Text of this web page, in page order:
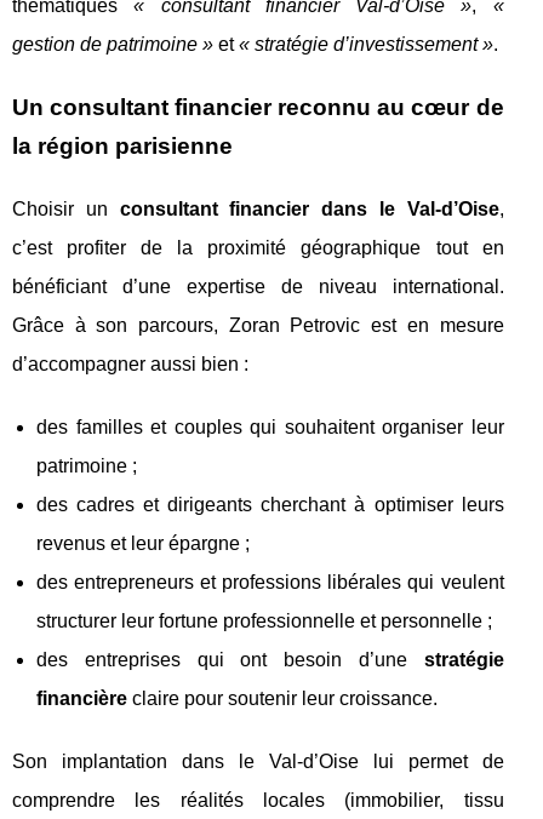
thématiques« consultant financier Val‑d’Oise », «
gestion de patrimoine » et« stratégie d’investissement ».
Un consultant financier reconnu au cœur de
la région parisienne
Choisir un consultant financier dans le Val-d’Oise,
c’est profiter de la proximité géographique tout en
bénéficiant d’une expertise de niveau international.
Grâce à son parcours, Zoran Petrovic est en mesure
d’accompagner aussi bien :
des familles et couples qui souhaitent organiser leur
patrimoine ;
des cadres et dirigeants cherchant à optimiser leurs
revenus et leur épargne ;
des entrepreneurs et professions libérales qui veulent
structurer leur fortune professionnelle et personnelle ;
des entreprises qui ont besoin d’une stratégie
financière claire pour soutenir leur croissance.
Son implantation dans le Val-d’Oise lui permet de
comprendre les réalités locales (immobilier, tissu